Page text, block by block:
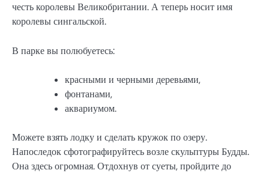
честь королевы Великобритании. А теперь носит имя
королевы сингальской.
В парке вы полюбуетесь:
красными и черными деревьями,
фонтанами,
аквариумом.
Можете взять лодку и сделать кружок по озеру.
Напоследок сфотографируйтесь возле скульптуры Будды.
Она здесь огромная. Отдохнув от суеты, пройдите до